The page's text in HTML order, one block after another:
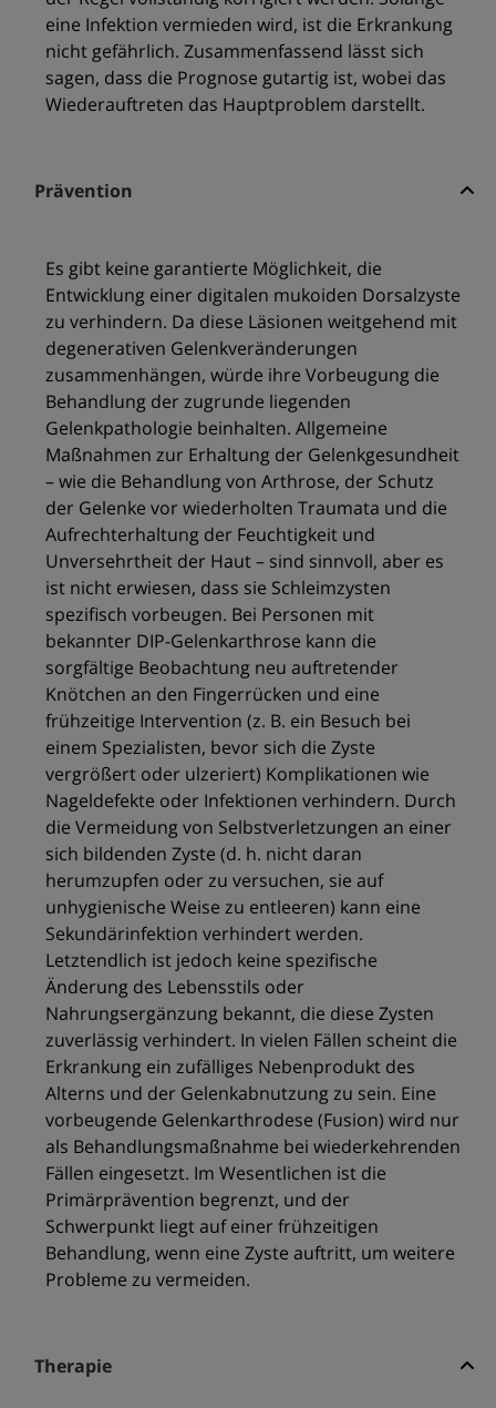
eine Infektion vermieden wird, ist die Erkrankung
nicht gefährlich. Zusammenfassend lässt sich
sagen, dass die Prognose gutartig ist, wobei das
Wiederauftreten das Hauptproblem darstellt.
Prävention
Es gibt keine garantierte Möglichkeit, die
Entwicklung einer digitalen mukoiden Dorsalzyste
zu verhindern. Da diese Läsionen weitgehend mit
degenerativen Gelenkveränderungen
zusammenhängen, würde ihre Vorbeugung die
Behandlung der zugrunde liegenden
Gelenkpathologie beinhalten. Allgemeine
Maßnahmen zur Erhaltung der Gelenkgesundheit
– wie die Behandlung von Arthrose, der Schutz
der Gelenke vor wiederholten Traumata und die
Aufrechterhaltung der Feuchtigkeit und
Unversehrtheit der Haut – sind sinnvoll, aber es
ist nicht erwiesen, dass sie Schleimzysten
spezifisch vorbeugen. Bei Personen mit
bekannter DIP-Gelenkarthrose kann die
sorgfältige Beobachtung neu auftretender
Knötchen an den Fingerrücken und eine
frühzeitige Intervention (z. B. ein Besuch bei
einem Spezialisten, bevor sich die Zyste
vergrößert oder ulzeriert) Komplikationen wie
Nageldefekte oder Infektionen verhindern. Durch
die Vermeidung von Selbstverletzungen an einer
sich bildenden Zyste (d. h. nicht daran
herumzupfen oder zu versuchen, sie auf
unhygienische Weise zu entleeren) kann eine
Sekundärinfektion verhindert werden.
Letztendlich ist jedoch keine spezifische
Änderung des Lebensstils oder
Nahrungsergänzung bekannt, die diese Zysten
zuverlässig verhindert. In vielen Fällen scheint die
Erkrankung ein zufälliges Nebenprodukt des
Alterns und der Gelenkabnutzung zu sein. Eine
vorbeugende Gelenkarthrodese (Fusion) wird nur
als Behandlungsmaßnahme bei wiederkehrenden
Fällen eingesetzt. Im Wesentlichen ist die
Primärprävention begrenzt, und der
Schwerpunkt liegt auf einer frühzeitigen
Behandlung, wenn eine Zyste auftritt, um weitere
Probleme zu vermeiden.
Therapie